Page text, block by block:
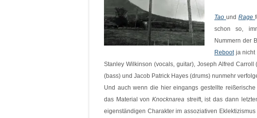
Tao und Rage
schon so,
Nummern der
Rebootja nicht
Stanley Wilkinson (vocals, guitar), Joseph Alfred
(bass) und Jacob Patrick Hayes (drums) nunmehr
Und auch wenn die hier eingangs gestellte
das Material vonKnocknarea streift, ist das dann
eigenständigen Charakter im assoziativen